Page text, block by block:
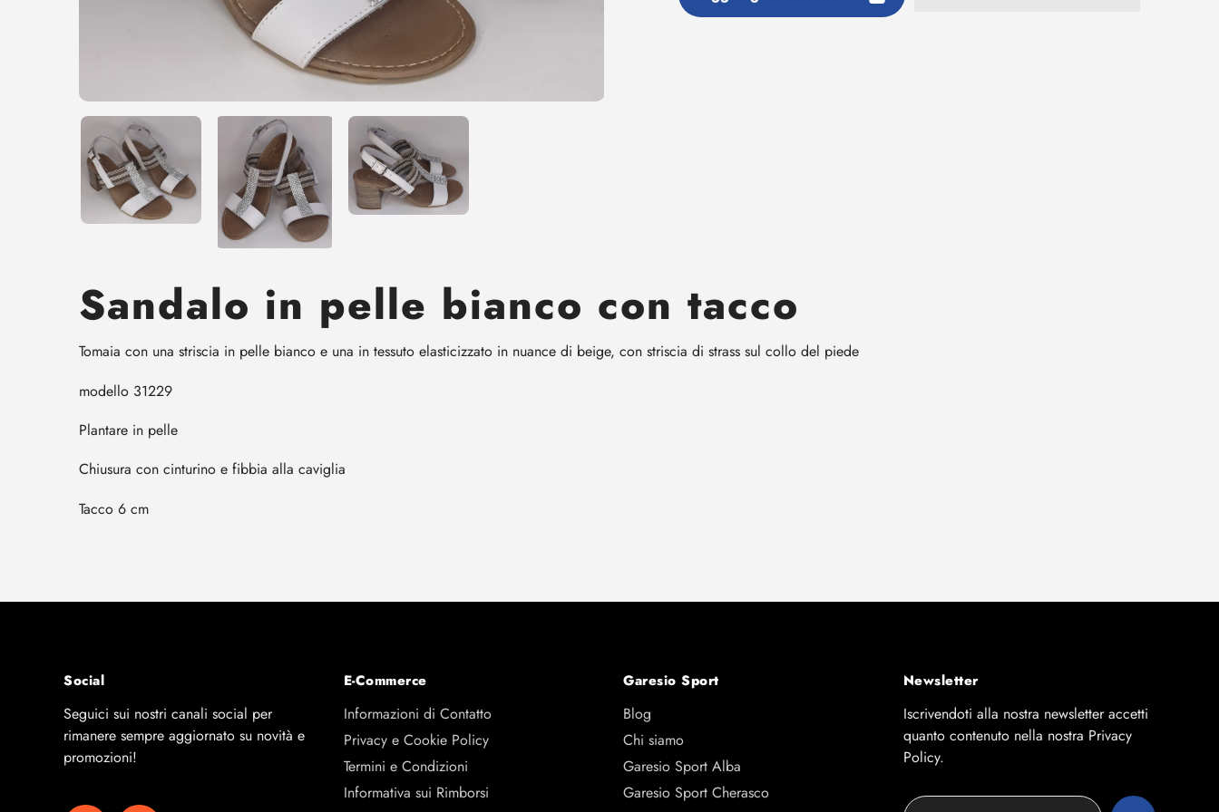
Sandalo in pelle bianco con tacco
Tomaia con una striscia in pelle bianco e una in tessuto elasticizzato in nuance di beige, con striscia di strass sul collo del piede
modello 31229
Plantare in pelle
Chiusura con cinturino e fibbia alla caviglia
Tacco 6 cm
Social
Seguici sui nostri canali social per
rimanere sempre aggiornato su novità e
promozioni!
E-Commerce
Informazioni di Contatto
Privacy e Cookie Policy
Termini e Condizioni
Informativa sui Rimborsi
Garesio Sport
Blog
Chi siamo
Garesio Sport Alba
Garesio Sport Cherasco
Newsletter
Iscrivendoti alla nostra newsletter accetti
quanto contenuto nella nostra Privacy
Policy.